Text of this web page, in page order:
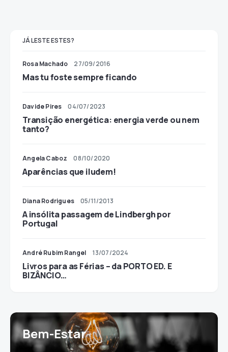
JÁ LESTE ESTES?
Rosa Machado 27/09/2016
Mas tu foste sempre ficando
Davide Pires 04/07/2023
Transição energética: energia verde ou nem
tanto?
Angela Caboz 08/10/2020
Aparências que iludem!
Diana Rodrigues 05/11/2013
A insólita passagem de Lindbergh por
Portugal
André Rubim Rangel 13/07/2024
Livros para as Férias – da PORTO ED. E
BIZÂNCIO…
Bem-Estar